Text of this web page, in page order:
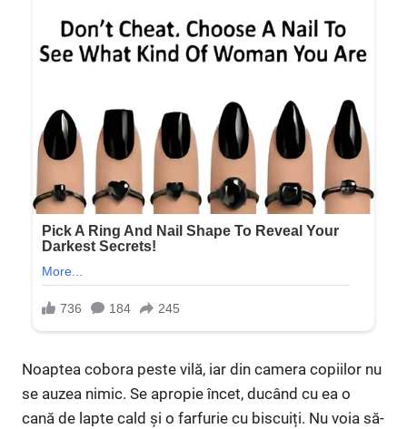
Noaptea cobora peste vilă, iar din camera copiilor nu
se auzea nimic. Se apropie încet, ducând cu ea o
cană de lapte cald și o farfurie cu biscuiți. Nu voia să-